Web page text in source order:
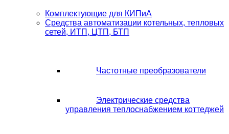
Комплектующие для КИПиА
Средства автоматизации котельных, тепловых
сетей, ИТП, ЦТП, БТП
Частотные преобразователи
Электрические средства
управления теплоснабжением коттеджей